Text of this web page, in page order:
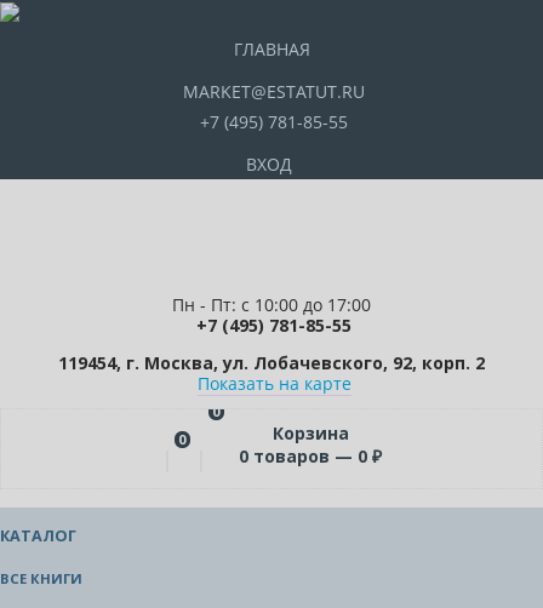
ГЛАВНАЯ
MARKET@ESTATUT.RU
+7 (495) 781-85-55
ВХОД
Пн - Пт: с 10:00 до 17:00
+7 (495) 781-85-55
119454, г. Москва, ул. Лобачевского, 92, корп. 2
Показать на карте
0
0
Корзина
0 товаров — 0 ₽
КАТАЛОГ
ВСЕ КНИГИ